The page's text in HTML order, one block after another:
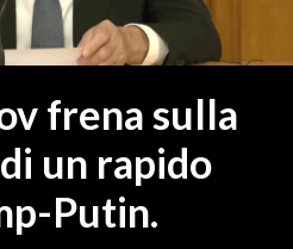
frena sulla
un rapido
Putin.